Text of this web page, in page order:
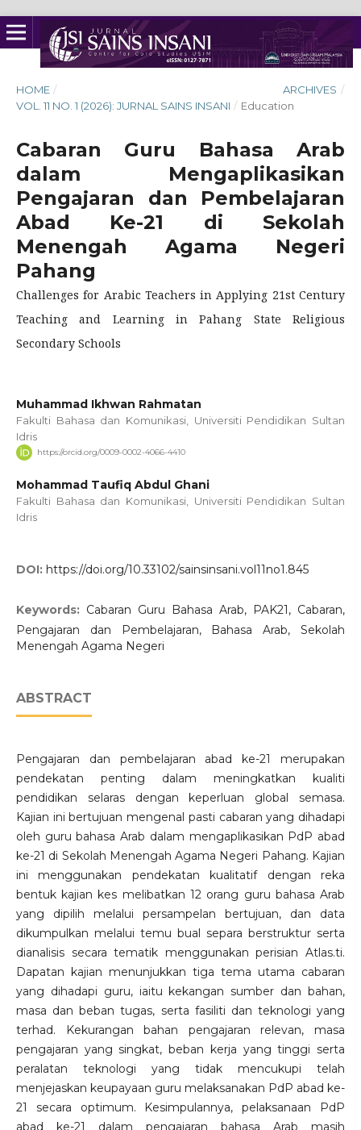
HOME / ARCHIVES /
VOL. 11 NO. 1 (2026): JURNAL SAINS INSANI / Education
Cabaran Guru Bahasa Arab
dalam Mengaplikasikan
Pengajaran dan Pembelajaran
Abad Ke-21 di Sekolah
Menengah Agama Negeri
Pahang
Challenges for Arabic Teachers in Applying 21st Century
Teaching and Learning in Pahang State Religious
Secondary Schools
Muhammad Ikhwan Rahmatan
Fakulti Bahasa dan Komunikasi, Universiti Pendidikan Sultan
Idris
https://orcid.org/0009-0002-4066-4410
Mohammad Taufiq Abdul Ghani
Fakulti Bahasa dan Komunikasi, Universiti Pendidikan Sultan
Idris
DOI: https://doi.org/10.33102/sainsinsani.vol11no1.845
Keywords: Cabaran Guru Bahasa Arab, PAK21, Cabaran,
Pengajaran dan Pembelajaran, Bahasa Arab, Sekolah
Menengah Agama Negeri
ABSTRACT
Pengajaran dan pembelajaran abad ke-21 merupakan
pendekatan penting dalam meningkatkan kualiti
pendidikan selaras dengan keperluan global semasa.
Kajian ini bertujuan mengenal pasti cabaran yang dihadapi
oleh guru bahasa Arab dalam mengaplikasikan PdP abad
ke-21 di Sekolah Menengah Agama Negeri Pahang. Kajian
ini menggunakan pendekatan kualitatif dengan reka
bentuk kajian kes melibatkan 12 orang guru bahasa Arab
yang dipilih melalui persampelan bertujuan, dan data
dikumpulkan melalui temu bual separa berstruktur serta
dianalisis secara tematik menggunakan perisian Atlas.ti.
Dapatan kajian menunjukkan tiga tema utama cabaran
yang dihadapi guru, iaitu kekangan sumber dan bahan,
masa dan beban tugas, serta fasiliti dan teknologi yang
terhad. Kekurangan bahan pengajaran relevan, masa
pengajaran yang singkat, beban kerja yang tinggi serta
peralatan teknologi yang tidak mencukupi telah
menjejaskan keupayaan guru melaksanakan PdP abad ke-
21 secara optimum. Kesimpulannya, pelaksanaan PdP
abad ke-21 dalam pengajaran bahasa Arab masih